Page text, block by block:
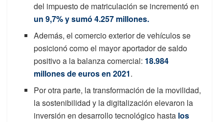
del impuesto de matriculación se incrementó en
un 9,7% y sumó 4.257 millones.
Además, el comercio exterior de vehículos se
posicionó como el mayor aportador de saldo
positivo a la balanza comercial: 18.984
millones de euros en 2021.
Por otra parte, la transformación de la movilidad,
la sostenibilidad y la digitalización elevaron la
inversión en desarrollo tecnológico hasta los